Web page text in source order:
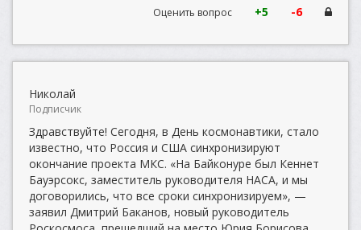
Оценить вопрос +5 -6
Николай
Подписчик
Здравствуйте! Сегодня, в День космонавтики, стало
известно, что Россия и США синхронизируют
окончание проекта МКС. «На Байконуре был Кеннет
Бауэрсокс, заместитель руководителя НАСА, и мы
договорились, что все сроки синхронизируем», —
заявил Дмитрий Баканов, новый руководитель